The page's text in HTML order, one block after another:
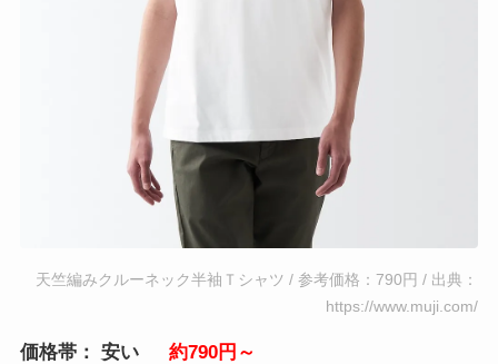
天竺編みクルーネック半袖Ｔシャツ / 参考価格：790円 / 出典：
https://www.muji.com/
価格帯： 安い 約790円～